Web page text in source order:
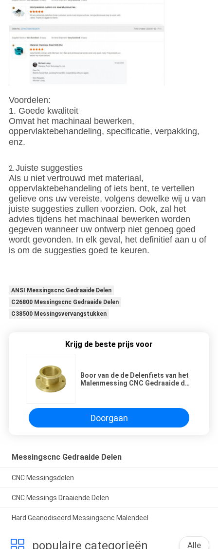
Voordelen:
1. Goede kwaliteit
Omvat het machinaal bewerken,
oppervlaktebehandeling, specificatie, verpakking,
enz.
2. Juiste suggesties
Als u niet vertrouwd met materiaal,
oppervlaktebehandeling of iets bent, te vertellen
gelieve ons uw vereiste, volgens dewelke wij u van
juiste suggesties zullen voorzien. Ook, zal het
advies tijdens het machinaal bewerken worden
gegeven wanneer uw ontwerp niet genoeg goed
wordt gevonden. In elk geval, het definitief aan u of
is om de suggesties goed te keuren.
ANSI Messingscnc Gedraaide Delen
C26800 Messingscnc Gedraaide Delen
C38500 Messingsvervangstukken
Krijg de beste prijs voor
Boor van de de Delenfiets van het
Malenmessing CNC Gedraaide de
Doorgaan
Messingscnc Gedraaide Delen
CNC Messingsdelen
CNC Messings Draaiende Delen
Hard Geanodiseerd Messingscnc Malendeel
populaire categorieën Alle